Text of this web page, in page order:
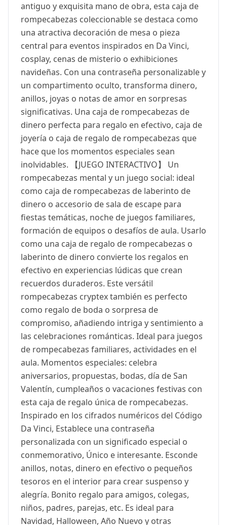
antiguo y exquisita mano de obra, esta caja de
rompecabezas coleccionable se destaca como
una atractiva decoración de mesa o pieza
central para eventos inspirados en Da Vinci,
cosplay, cenas de misterio o exhibiciones
navideñas. Con una contraseña personalizable y
un compartimento oculto, transforma dinero,
anillos, joyas o notas de amor en sorpresas
significativas. Una caja de rompecabezas de
dinero perfecta para regalo en efectivo, caja de
joyería o caja de regalo de rompecabezas que
hace que los momentos especiales sean
inolvidables. 【JUEGO INTERACTIVO】 Un
rompecabezas mental y un juego social: ideal
como caja de rompecabezas de laberinto de
dinero o accesorio de sala de escape para
fiestas temáticas, noche de juegos familiares,
formación de equipos o desafíos de aula. Usarlo
como una caja de regalo de rompecabezas o
laberinto de dinero convierte los regalos en
efectivo en experiencias lúdicas que crean
recuerdos duraderos. Este versátil
rompecabezas cryptex también es perfecto
como regalo de boda o sorpresa de
compromiso, añadiendo intriga y sentimiento a
las celebraciones románticas. Ideal para juegos
de rompecabezas familiares, actividades en el
aula. Momentos especiales: celebra
aniversarios, propuestas, bodas, día de San
Valentín, cumpleaños o vacaciones festivas con
esta caja de regalo única de rompecabezas.
Inspirado en los cifrados numéricos del Código
Da Vinci, Establece una contraseña
personalizada con un significado especial o
conmemorativo, Único e interesante. Esconde
anillos, notas, dinero en efectivo o pequeños
tesoros en el interior para crear suspenso y
alegría. Bonito regalo para amigos, colegas,
niños, padres, parejas, etc. Es ideal para
Navidad, Halloween, Año Nuevo y otras